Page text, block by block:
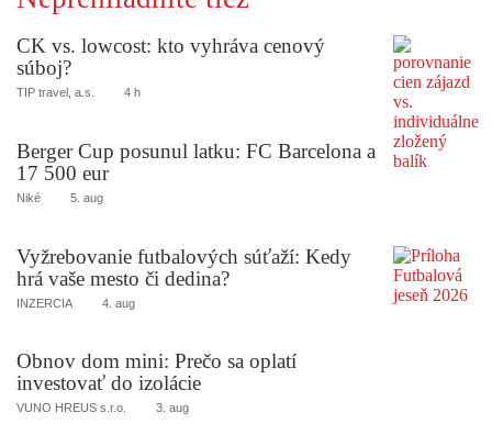
CK vs. lowcost: kto vyhráva cenový
súboj?
TIP travel, a.s. 4 h
Berger Cup posunul latku: FC Barcelona a
17 500 eur
Niké 5. aug
Vyžrebovanie futbalových súťaží: Kedy
hrá vaše mesto či dedina?
INZERCIA 4. aug
Obnov dom mini: Prečo sa oplatí
investovať do izolácie
VUNO HREUS s.r.o. 3. aug